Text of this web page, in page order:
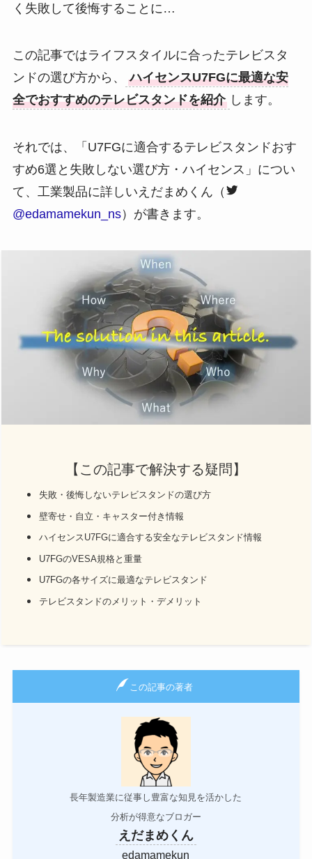
く失敗して後悔することに…
この記事ではライフスタイルに合ったテレビスタ
ンドの選び方から、
ハイセンスU7FGに最適な安
全でおすすめのテレビスタンドを紹介 します。
それでは、「U7FGに適合するテレビスタンドおす
すめ6選と失敗しない選び方・ハイセンス」につい
て、工業製品に詳しいえだまめくん（
@edamamekun_ns）が書きます。
【この記事で解決する疑問】
失敗・後悔しないテレビスタンドの選び方
壁寄せ・自立・キャスター付き情報
ハイセンスU7FGに適合する安全なテレビスタンド情報
U7FGのVESA規格と重量
U7FGの各サイズに最適なテレビスタンド
テレビスタンドのメリット・デメリット
この記事の著者
長年製造業に従事し豊富な知見を活かした
分析が得意なブロガー
えだまめくん
edamamekun